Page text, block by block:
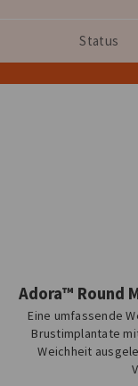
Status
Adora™ Round
Eine umfassende
Brustimplantate
Weichheit